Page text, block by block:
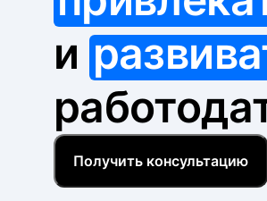
и
Получить консультацию